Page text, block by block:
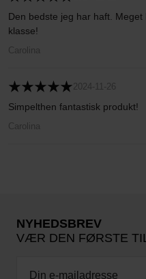
Den bedste jeg har haft.
klasse!
Carolina
2024-11-26
Simpelthen fantastisk produkt!
Carolina
NYHEDSBREV
VÆR DEN FØRSTE